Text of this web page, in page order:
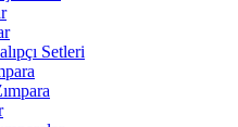
Setleri